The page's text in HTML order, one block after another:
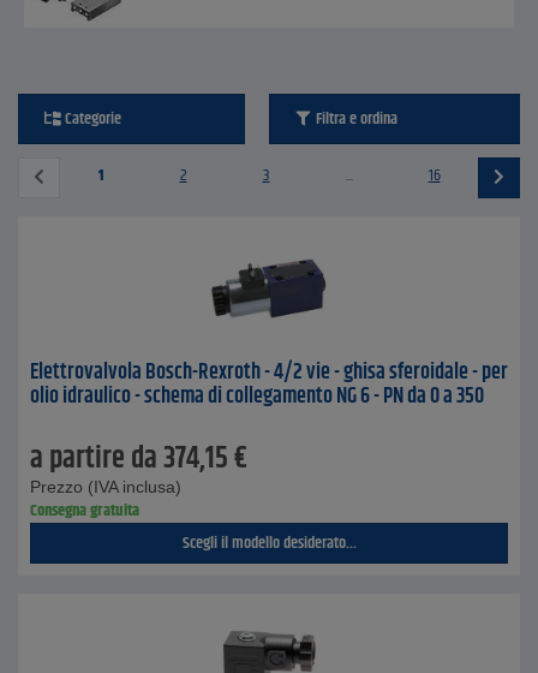
Categorie Filtra e ordina
1 2 3 ... 16
Elettrovalvola Bosch-Rexroth - 4/2 vie - ghisa sferoidale - per
olio idraulico - schema di collegamento NG 6 - PN da 0 a 350
a partire da374,15€
Prezzo (IVA inclusa)
Consegna gratuita
Scegli il modello desiderato...